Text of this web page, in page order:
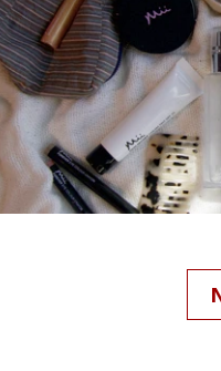
Les Huit
Vegan
Professional
Contact